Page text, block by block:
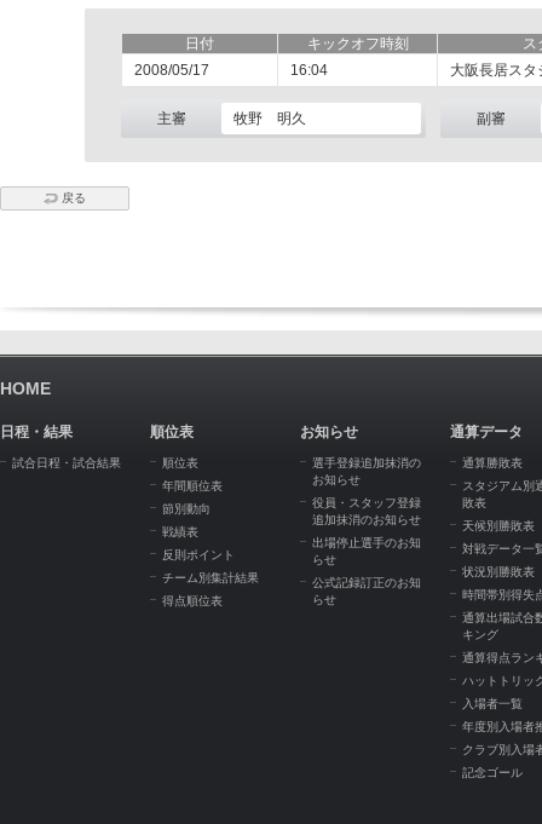
日付 キックオフ時刻
ス
2008/05/17
16:04 大阪長居スタ
主審 牧野 明久 副審
戻る
HOME
日程・結果
試合日程・試合結果
順位表
順位表
年間順位表
節別動向
戦績表
反則ポイント
チーム別集計結果
得点順位表
お知らせ
選手登録追加抹消の
お知らせ
役員・スタッフ登録
追加抹消のお知らせ
出場停止選手のお知
らせ
公式記録訂正のお知
らせ
通算データ
通算勝敗表
スタジアム別
敗表
天候別勝敗表
対戦データ一
状況別勝敗表
時間帯別得失
通算出場試合
キング
通算得点ラン
ハットトリッ
入場者一覧
年度別入場者
クラブ別入場
記念ゴール